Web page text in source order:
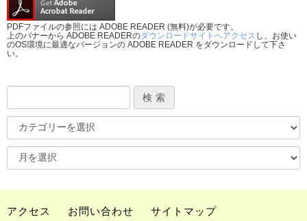
PDFファイルの参照には ADOBE READER (無料)が必要です。
上のバナーから ADOBE READERのダウンロードサイトへアクセス し、お使い
のOS環境に最適なバージョンの ADOBE READER をダウンロードして下さ
い。
アクセス お問い合わせ
サイトマップ